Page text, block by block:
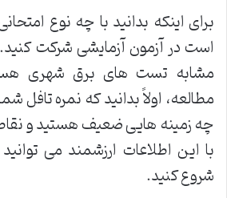
برای اینکه بدانید با چه نوع
است در آزمون آزمایشی شرکت
مشابه تست های برق شهری
مطالعه، اولاً بدانید که نمره تافل
چه زمینه هایی ضعیف هستید و
با این اطلاعات ارزشمند می
شروع کنید.